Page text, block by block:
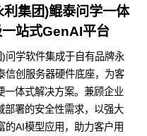
集团)鲲泰问学一体
站式GenAI平台
问学软件集成于自有品牌永
信创服务器硬件底座，为客
一体式解决方案。兼顾企业
部署的安全性需求，以强大
的AI模型应用，助力客户用